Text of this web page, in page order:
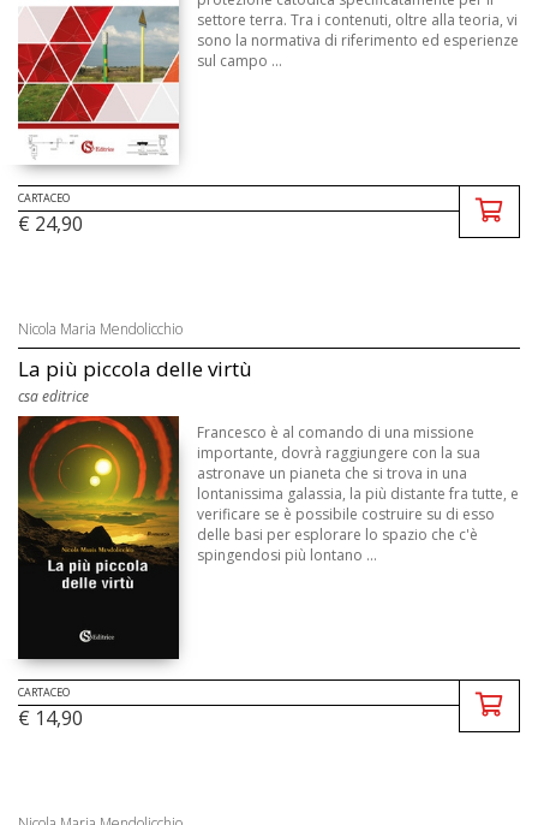
settore terra. Tra i contenuti, oltre alla teoria, vi
sono la normativa di riferimento ed esperienze
sul campo ...
CARTACEO
€ 24,90
Nicola Maria Mendolicchio
La più piccola delle virtù
csa editrice
Francesco è al comando di una missione
importante, dovrà raggiungere con la sua
astronave un pianeta che si trova in una
lontanissima galassia, la più distante fra tutte, e
verificare se è possibile costruire su di esso
delle basi per esplorare lo spazio che c'è
spingendosi più lontano ...
CARTACEO
€ 14,90